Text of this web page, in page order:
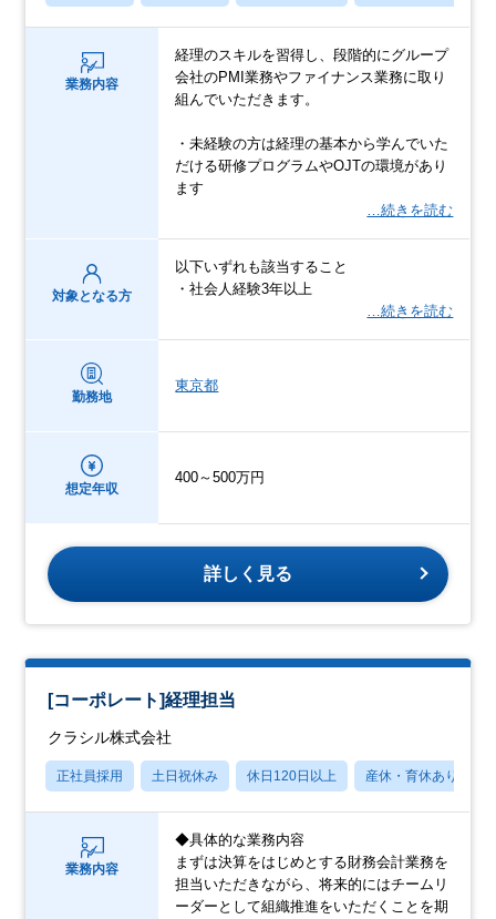
業務内容
経理のスキルを習得し、段階的にグループ
会社のPMI業務やファイナンス業務に取り
組んでいただきます。
・未経験の方は経理の基本から学んでいた
だける研修プログラムやOJTの環境があり
ます
…続きを読む
対象となる方
以下いずれも該当すること
・社会人経験3年以上
…続きを読む
勤務地
東京都
想定年収
400～500万円
詳しく見る
[コーポレート]経理担当
クラシル株式会社
正社員採用 土日祝休み 休日120日以上 産休・育休あり
業務内容
◆具体的な業務内容
まずは決算をはじめとする財務会計業務を
担当いただきながら、将来的にはチームリ
ーダーとして組織推進をいただくことを期